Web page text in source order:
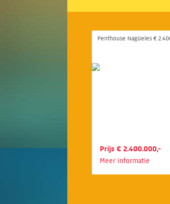
Penthouse Nagüeles €
Prijs € 2.400.000,-
Meer informatie